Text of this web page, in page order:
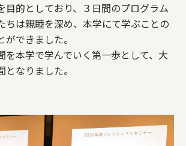
目的としており、３日間のプログラム
ちは親睦を深め、本学にて学ぶことの
できました。
本学で学んでいく第一歩として、大
なりました。